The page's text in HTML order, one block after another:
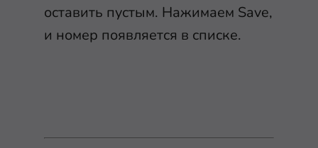
оставить пустым. Нажимаем Save,
и номер появляется в списке.